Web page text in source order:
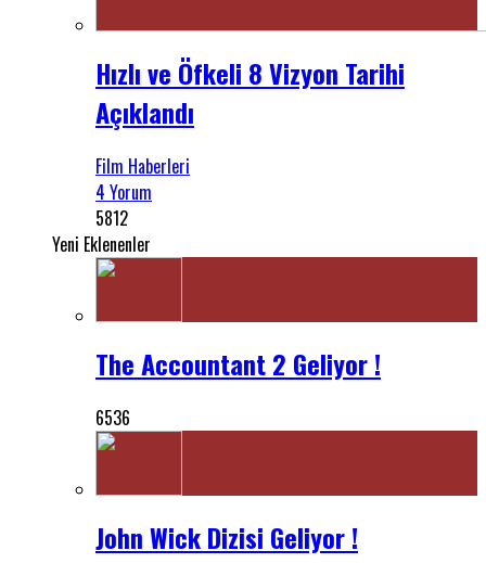
Hızlı ve Öfkeli 8 Vizyon Tarihi
Açıklandı
Film Haberleri
4 Yorum
5812
Yeni Eklenenler
The Accountant 2 Geliyor !
6536
John Wick Dizisi Geliyor !